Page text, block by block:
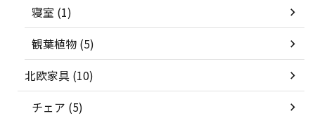
寝室 (1)
観葉植物 (5)
北欧家具 (10)
チェア (5)